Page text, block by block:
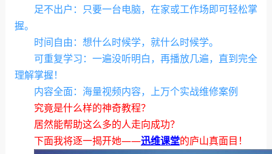
足不出户：只要一台电脑，在家或工作场即可轻松掌
握。
时间自由：想什么时候学，就什么时候学。
可重复学习：一遍没听明白，再播放几遍，直到完全
理解掌握！
内容全面：海量视频内容，上万个实战维修案例
究竟是什么样的神奇教程？
居然能帮助这么多的人走向成功？
下面我将逐一揭开她——迅维课堂的庐山真面目！